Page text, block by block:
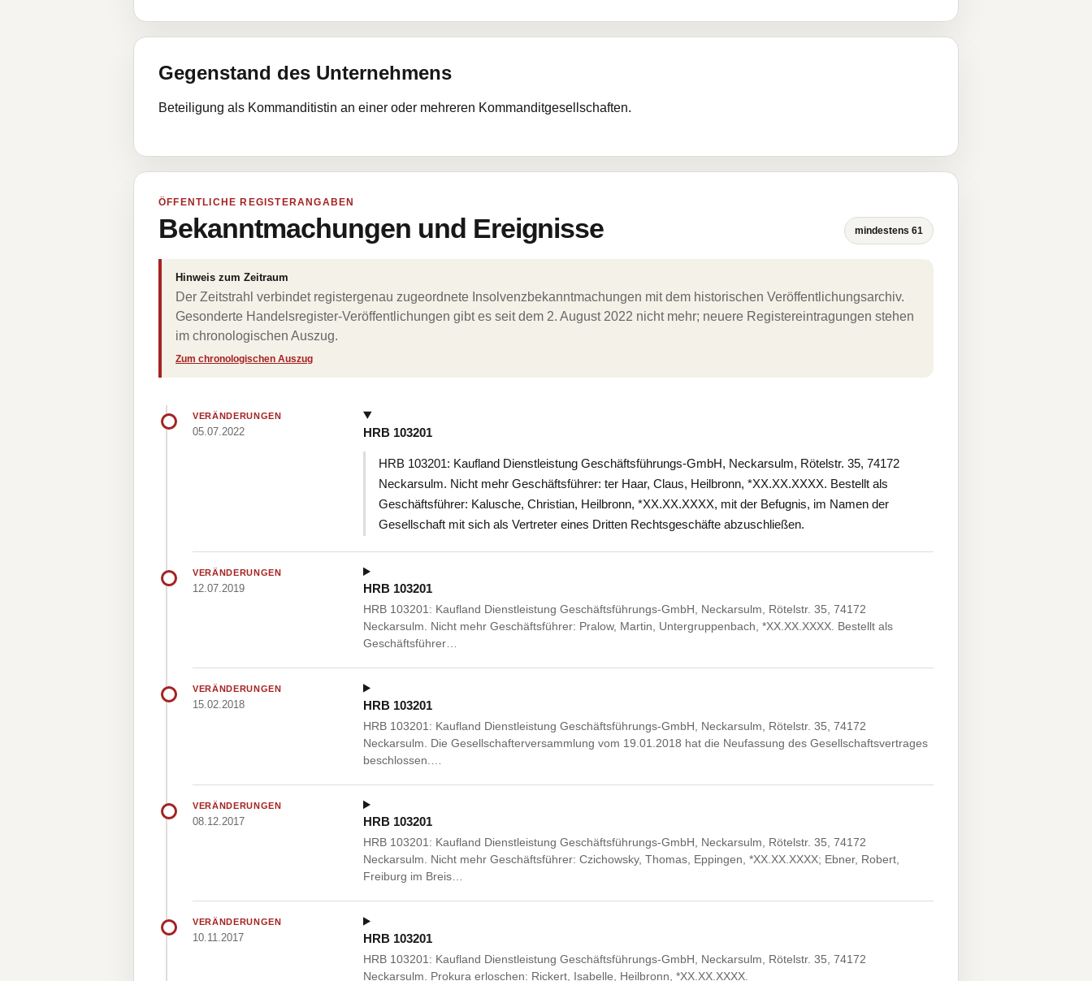
Gegenstand des Unternehmens
Beteiligung als Kommanditistin an einer oder mehreren Kommanditgesellschaften.
ÖFFENTLICHE REGISTERANGABEN
Bekanntmachungen und Ereignisse mindestens 61
Hinweis zum Zeitraum
Der Zeitstrahl verbindet registergenau zugeordnete Insolvenzbekanntmachungen mit dem historischen Veröffentlichungsarchiv.
Gesonderte Handelsregister-Veröffentlichungen gibt es seit dem 2. August 2022 nicht mehr; neuere Registereintragungen stehen
im chronologischen Auszug.
Zum chronologischen Auszug
VERÄNDERUNGEN
05.07.2022 HRB 103201
HRB 103201: Kaufland Dienstleistung Geschäftsführungs-GmbH, Neckarsulm, Rötelstr. 35, 74172
Neckarsulm. Nicht mehr Geschäftsführer: ter Haar, Claus, Heilbronn, *XX.XX.XXXX. Bestellt als
Geschäftsführer: Kalusche, Christian, Heilbronn, *XX.XX.XXXX, mit der Befugnis, im Namen der
Gesellschaft mit sich als Vertreter eines Dritten Rechtsgeschäfte abzuschließen.
VERÄNDERUNGEN
12.07.2019 HRB 103201
HRB 103201: Kaufland Dienstleistung Geschäftsführungs-GmbH, Neckarsulm, Rötelstr. 35, 74172
Neckarsulm. Nicht mehr Geschäftsführer: Pralow, Martin, Untergruppenbach, *XX.XX.XXXX. Bestellt als
Geschäftsführer…
VERÄNDERUNGEN
15.02.2018 HRB 103201
HRB 103201: Kaufland Dienstleistung Geschäftsführungs-GmbH, Neckarsulm, Rötelstr. 35, 74172
Neckarsulm. Die Gesellschafterversammlung vom 19.01.2018 hat die Neufassung des Gesellschaftsvertrages
beschlossen.…
VERÄNDERUNGEN
08.12.2017 HRB 103201
HRB 103201: Kaufland Dienstleistung Geschäftsführungs-GmbH, Neckarsulm, Rötelstr. 35, 74172
Neckarsulm. Nicht mehr Geschäftsführer: Czichowsky, Thomas, Eppingen, *XX.XX.XXXX; Ebner, Robert,
Freiburg im Breis…
VERÄNDERUNGEN
10.11.2017 HRB 103201
HRB 103201: Kaufland Dienstleistung Geschäftsführungs-GmbH, Neckarsulm, Rötelstr. 35, 74172
Neckarsulm. Prokura erloschen: Rickert, Isabelle, Heilbronn, *XX.XX.XXXX.